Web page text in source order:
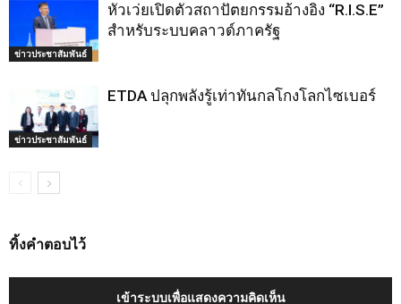
ข่าวประชาสัมพันธ์
หัวเว่ยเปิดตัวสถาปัตยกรรมอ้างอิง “R.I.S.E”
สำหรับระบบคลาวด์ภาครัฐ
ข่าวประชาสัมพันธ์
ETDA ปลุกพลังรู้เท่าทันกลโกงโลกไซเบอร์
ทิ้งคำตอบไว้
เข้าระบบเพื่อแสดงความคิดเห็น